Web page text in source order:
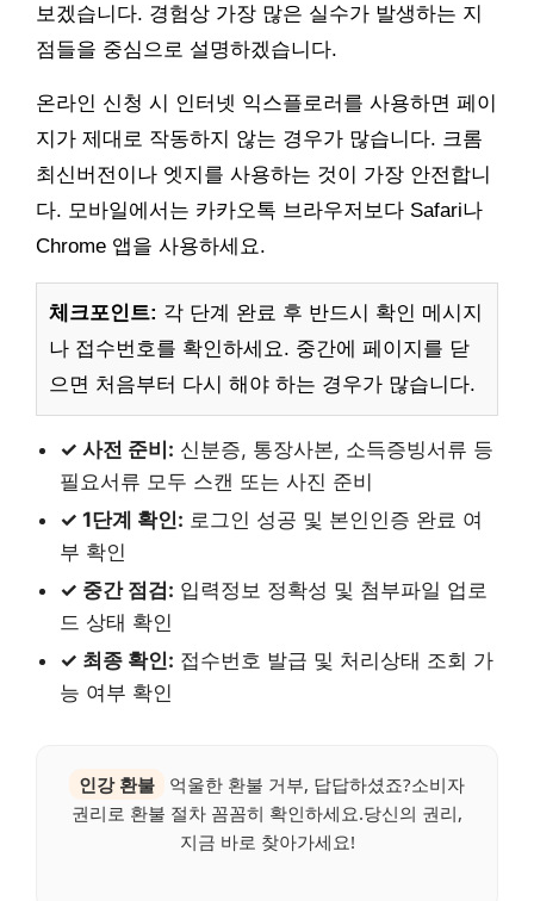
보겠습니다. 경험상 가장 많은 실수가 발생하는 지
점들을 중심으로 설명하겠습니다.
온라인 신청 시 인터넷 익스플로러를 사용하면 페이
지가 제대로 작동하지 않는 경우가 많습니다. 크롬
최신버전이나 엣지를 사용하는 것이 가장 안전합니
다. 모바일에서는 카카오톡 브라우저보다 Safari나
Chrome 앱을 사용하세요.
체크포인트: 각 단계 완료 후 반드시 확인 메시지
나 접수번호를 확인하세요. 중간에 페이지를 닫
으면 처음부터 다시 해야 하는 경우가 많습니다.
✓ 사전 준비: 신분증, 통장사본, 소득증빙서류 등
필요서류 모두 스캔 또는 사진 준비
✓ 1단계 확인: 로그인 성공 및 본인인증 완료 여
부 확인
✓ 중간 점검: 입력정보 정확성 및 첨부파일 업로
드 상태 확인
✓ 최종 확인: 접수번호 발급 및 처리상태 조회 가
능 여부 확인
인강 환불
억울한 환불 거부, 답답하셨죠?소비자
권리로 환불 절차 꼼꼼히 확인하세요.당신의 권리,
지금 바로 찾아가세요!